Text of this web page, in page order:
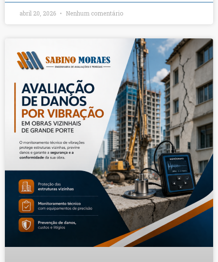
abril 20, 2026 Nenhum comentário